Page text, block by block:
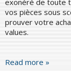
vos pièces sous
prouver votre
values.
Read more »